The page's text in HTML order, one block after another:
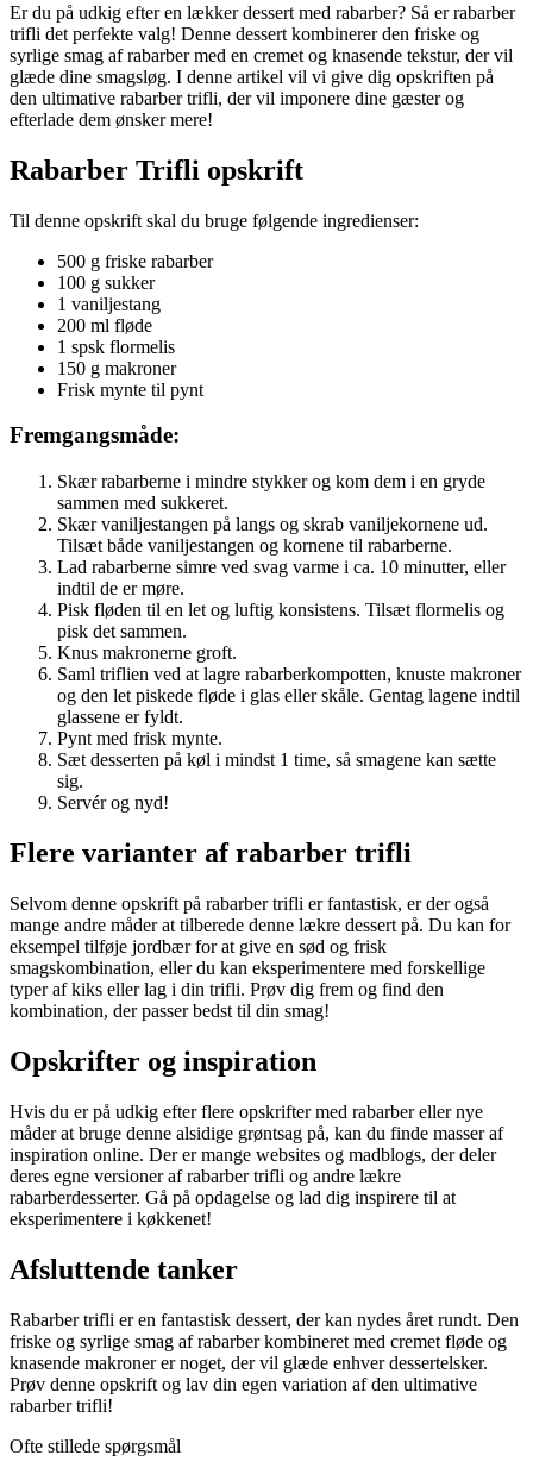
Er du på udkig efter en lækker dessert med rabarber? Så er rabarber
trifli det perfekte valg! Denne dessert kombinerer den friske og
syrlige smag af rabarber med en cremet og knasende tekstur, der vil
glæde dine smagsløg. I denne artikel vil vi give dig opskriften på
den ultimative rabarber trifli, der vil imponere dine gæster og
efterlade dem ønsker mere!
Rabarber Trifli opskrift
Til denne opskrift skal du bruge følgende ingredienser:
500 g friske rabarber
100 g sukker
1 vaniljestang
200 ml fløde
1 spsk flormelis
150 g makroner
Frisk mynte til pynt
Fremgangsmåde:
Skær rabarberne i mindre stykker og kom dem i en gryde
sammen med sukkeret.
Skær vaniljestangen på langs og skrab vaniljekornene ud.
Tilsæt både vaniljestangen og kornene til rabarberne.
Lad rabarberne simre ved svag varme i ca. 10 minutter, eller
indtil de er møre.
Pisk fløden til en let og luftig konsistens. Tilsæt flormelis og
pisk det sammen.
Knus makronerne groft.
Saml triflien ved at lagre rabarberkompotten, knuste makroner
og den let piskede fløde i glas eller skåle. Gentag lagene indtil
glassene er fyldt.
Pynt med frisk mynte.
Sæt desserten på køl i mindst 1 time, så smagene kan sætte
sig.
Servér og nyd!
Flere varianter af rabarber trifli
Selvom denne opskrift på rabarber trifli er fantastisk, er der også
mange andre måder at tilberede denne lækre dessert på. Du kan for
eksempel tilføje jordbær for at give en sød og frisk
smagskombination, eller du kan eksperimentere med forskellige
typer af kiks eller lag i din trifli. Prøv dig frem og find den
kombination, der passer bedst til din smag!
Opskrifter og inspiration
Hvis du er på udkig efter flere opskrifter med rabarber eller nye
måder at bruge denne alsidige grøntsag på, kan du finde masser af
inspiration online. Der er mange websites og madblogs, der deler
deres egne versioner af rabarber trifli og andre lækre
rabarberdesserter. Gå på opdagelse og lad dig inspirere til at
eksperimentere i køkkenet!
Afsluttende tanker
Rabarber trifli er en fantastisk dessert, der kan nydes året rundt. Den
friske og syrlige smag af rabarber kombineret med cremet fløde og
knasende makroner er noget, der vil glæde enhver dessertelsker.
Prøv denne opskrift og lav din egen variation af den ultimative
rabarber trifli!
Ofte stillede spørgsmål